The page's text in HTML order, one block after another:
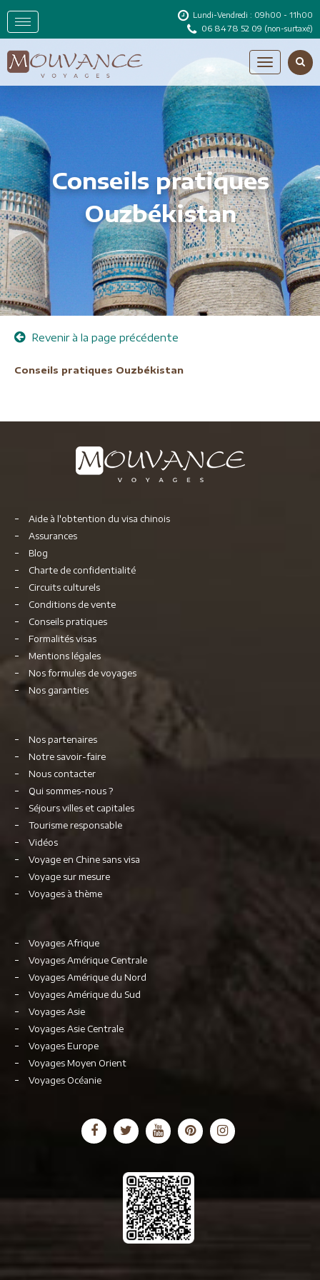
Lundi-Vendredi : 09h00 - 11h00
06 84 78 52 09 (non-surtaxé)
Conseils pratiques
Ouzbékistan
Revenir à la page précédente
Conseils pratiques Ouzbékistan
Aide à l'obtention du visa chinois
Assurances
Blog
Charte de confidentialité
Circuits culturels
Conditions de vente
Conseils pratiques
Formalités visas
Mentions légales
Nos formules de voyages
Nos garanties
Nos partenaires
Notre savoir-faire
Nous contacter
Qui sommes-nous ?
Séjours villes et capitales
Tourisme responsable
Vidéos
Voyage en Chine sans visa
Voyage sur mesure
Voyages à thème
Voyages Afrique
Voyages Amérique Centrale
Voyages Amérique du Nord
Voyages Amérique du Sud
Voyages Asie
Voyages Asie Centrale
Voyages Europe
Voyages Moyen Orient
Voyages Océanie